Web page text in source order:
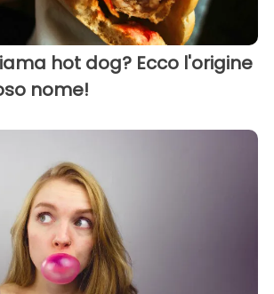
hot dog? Ecco l'origine
nome!